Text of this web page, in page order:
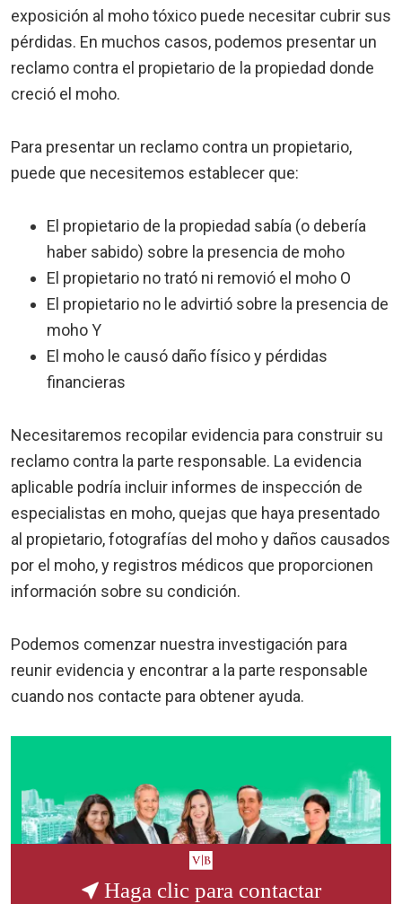
exposición al moho tóxico puede necesitar cubrir sus
pérdidas. En muchos casos, podemos presentar un
reclamo contra el propietario de la propiedad donde
creció el moho.
Para presentar un reclamo contra un propietario,
puede que necesitemos establecer que:
El propietario de la propiedad sabía (o debería
haber sabido) sobre la presencia de moho
El propietario no trató ni removió el moho O
El propietario no le advirtió sobre la presencia de
moho Y
El moho le causó daño físico y pérdidas
financieras
Necesitaremos recopilar evidencia para construir su
reclamo contra la parte responsable. La evidencia
aplicable podría incluir informes de inspección de
especialistas en moho, quejas que haya presentado
al propietario, fotografías del moho y daños causados
por el moho, y registros médicos que proporcionen
información sobre su condición.
Podemos comenzar nuestra investigación para
reunir evidencia y encontrar a la parte responsable
cuando nos contacte para obtener ayuda.
Haga clic para contactar